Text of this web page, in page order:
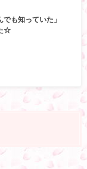
も知っていた」
☆